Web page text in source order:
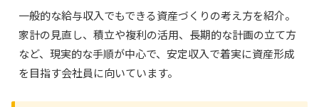
一般的な給与収入でもできる資産づくりの考え方を紹介。
家計の見直し、積立や複利の活用、長期的な計画の立て方
など、現実的な手順が中心で、安定収入で着実に資産形成
を目指す会社員に向いています。